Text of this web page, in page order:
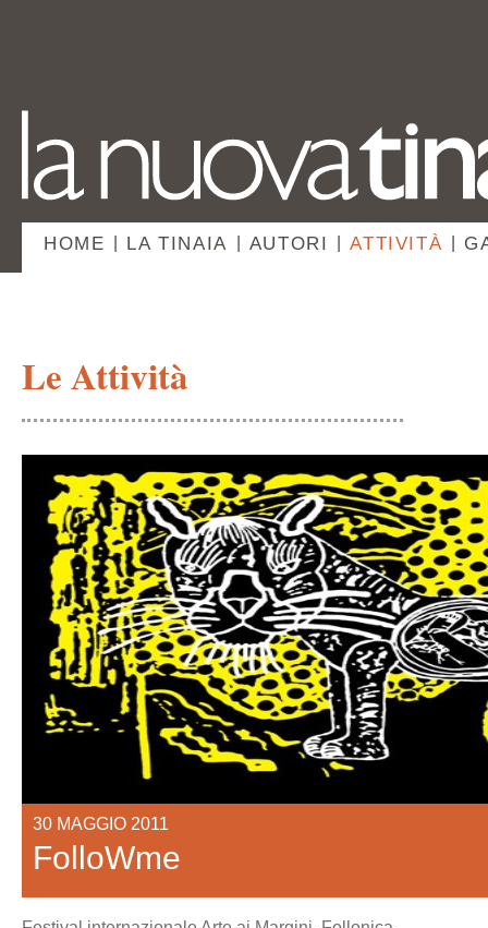
HOME LA TINAIA AUTORI ATTIVITÀ
Le Attività
30 MAGGIO 2011
FolloWme